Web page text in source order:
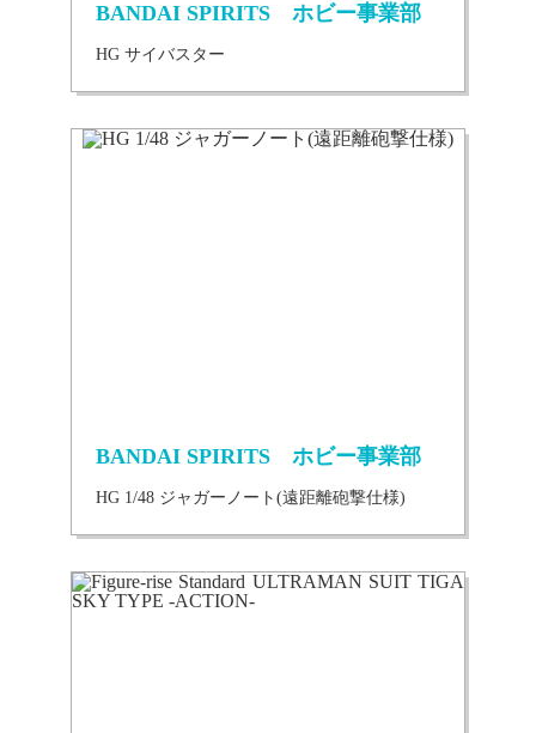
BANDAI SPIRITS ホビー事業部
HG サイバスター
BANDAI SPIRITS ホビー事業部
HG 1/48 ジャガーノート(遠距離砲撃仕様)